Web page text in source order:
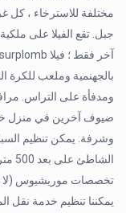
مختلفة للاسترخاء ، كل
بالجهنمية وملعب
ضيوف آخرين في منزل
وشرفة. يمكن تنظيم
تخصصات موريشيوس (لا